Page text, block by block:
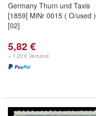
Germany Thurn und Taxis
[1859] MiNr 0015 ( O/used )
[02]
5,82 €
+ 1,20 € Versand